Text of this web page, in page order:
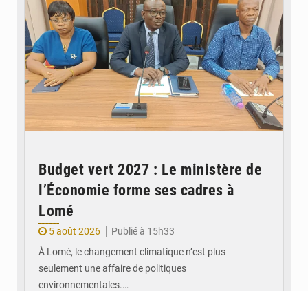
Budget vert 2027 : Le ministère de
l’Économie forme ses cadres à
Lomé
5 août 2026
Publié à 15h33
À Lomé, le changement climatique n’est plus
seulement une affaire de politiques
environnementales.…